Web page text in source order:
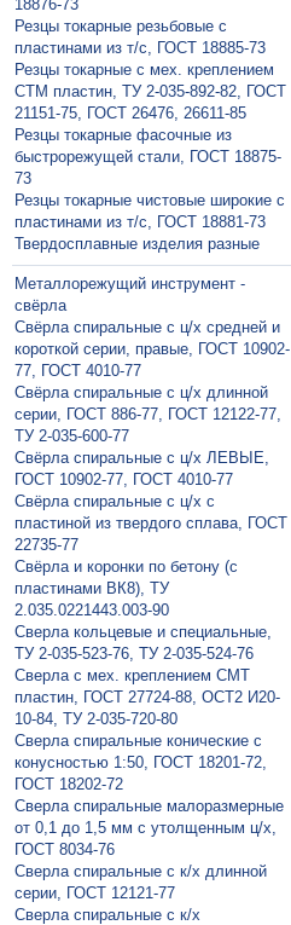
18876-73
Резцы токарные резьбовые с
пластинами из т/с, ГОСТ 18885-73
Резцы токарные с мех. креплением
СТМ пластин, ТУ 2-035-892-82, ГОСТ
21151-75, ГОСТ 26476, 26611-85
Резцы токарные фасочные из
быстрорежущей стали, ГОСТ 18875-
73
Резцы токарные чистовые широкие с
пластинами из т/с, ГОСТ 18881-73
Твердосплавные изделия разные
Металлорежущий инструмент -
свёрла
Свёрла спиральные с ц/х средней и
короткой серии, правые, ГОСТ 10902-
77, ГОСТ 4010-77
Свёрла спиральные с ц/х длинной
серии, ГОСТ 886-77, ГОСТ 12122-77,
ТУ 2-035-600-77
Свёрла спиральные с ц/х ЛЕВЫЕ,
ГОСТ 10902-77, ГОСТ 4010-77
Свёрла спиральные с ц/х с
пластиной из твердого сплава, ГОСТ
22735-77
Свёрла и коронки по бетону (с
пластинами ВК8), ТУ
2.035.0221443.003-90
Сверла кольцевые и специальные,
ТУ 2-035-523-76, ТУ 2-035-524-76
Сверла с мех. креплением СМТ
пластин, ГОСТ 27724-88, ОСТ2 И20-
10-84, ТУ 2-035-720-80
Сверла спиральные конические с
конусностью 1:50, ГОСТ 18201-72,
ГОСТ 18202-72
Сверла спиральные малоразмерные
от 0,1 до 1,5 мм с утолщенным ц/х,
ГОСТ 8034-76
Сверла спиральные с к/х длинной
серии, ГОСТ 12121-77
Сверла спиральные с к/х